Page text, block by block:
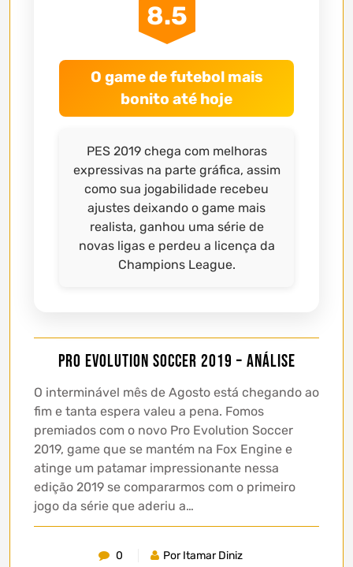
8.5
O game de futebol mais
bonito até hoje
PES 2019 chega com melhoras
expressivas na parte gráfica, assim
como sua jogabilidade recebeu
ajustes deixando o game mais
realista, ganhou uma série de
novas ligas e perdeu a licença da
Champions League.
Pro Evolution Soccer 2019 – Análise
O interminável mês de Agosto está chegando ao
fim e tanta espera valeu a pena. Fomos
premiados com o novo Pro Evolution Soccer
2019, game que se mantém na Fox Engine e
atinge um patamar impressionante nessa
edição 2019 se compararmos com o primeiro
jogo da série que aderiu a…
0
Por Itamar Diniz